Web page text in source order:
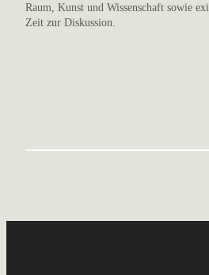
Raum, Kunst und Wissenschaft sowie
Zeit zur Diskussion.